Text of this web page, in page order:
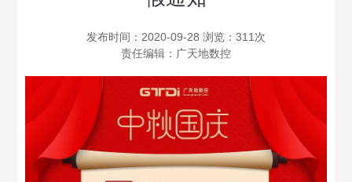
发布时间：2020-09-28 浏览：311次
责任编辑： 广天地数控